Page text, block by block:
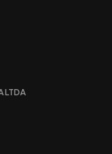
LTDA